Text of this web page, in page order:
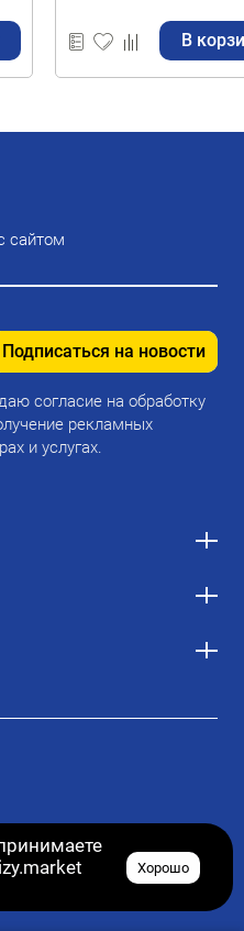
Хорошо
В
сайтом
Подписаться на новости
согласие на обработку
рекламных
и услугах.